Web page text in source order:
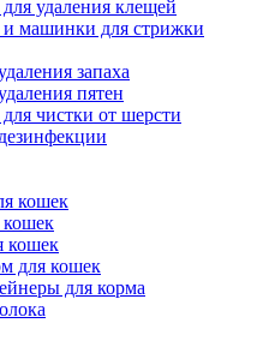
удаления клещей
машинки для стрижки
запаха
пятен
чистки от шерсти
кошек
кошек
кошек
для кошек
для корма